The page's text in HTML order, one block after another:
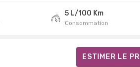
5 L/100 Km
Consommation
ESTIMER LE